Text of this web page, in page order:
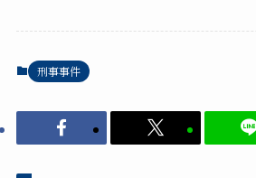
刑事事件